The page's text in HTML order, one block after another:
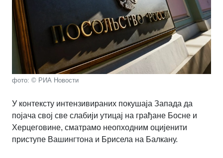
фото: © РИА Новости
У контексту интензивираних покушаја Запада да
појача свој све слабији утицај на грађане Босне и
Херцеговине, сматрамо неопходним оцијенити
приступе Вашингтона и Брисела на Балкану.